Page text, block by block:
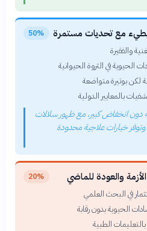
بطيء مع تحديات مستمرة 50%
والفقيرة
الحيوية في الثروة الحيوانية
لكن بوتيرة متواضعة
بالمعايير الدولية
دون انخفاض كبير، مع ظهور سلالات
خيارات علاجية محدودة
والعودة للماضي 20%
في البحث العلمي
الحيوية بدون رقابة
الطبية